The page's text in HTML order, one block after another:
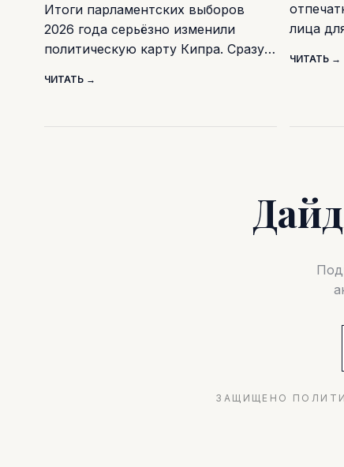
Итоги парламентских выборов
2026 года серьёзно изменили
политическую карту Кипра. Сразу…
ЧИТАТЬ →
лица
ЧИТАТЬ →
ЗАЩИЩЕНО